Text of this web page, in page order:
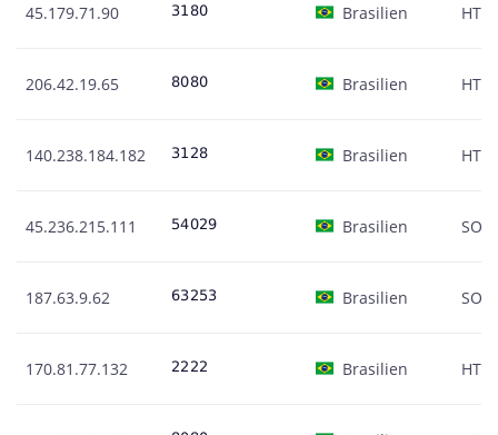
45.179.71.90 Brasilien
206.42.19.65 Brasilien
140.238.184.182 Brasilien HTTP
45.236.215.111 Brasilien
187.63.9.62 Brasilien
170.81.77.132 Brasilien